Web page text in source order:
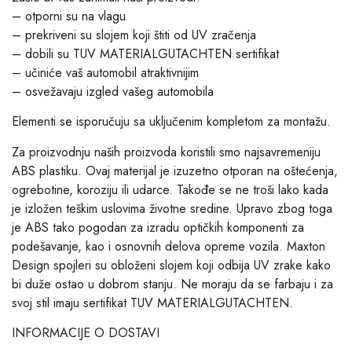
– otporni su na vlagu
– prekriveni su slojem koji štiti od UV zračenja
– dobili su TUV MATERIALGUTACHTEN sertifikat
– učiniće vaš automobil atraktivnijim
– osvežavaju izgled vašeg automobila
Elementi se isporučuju sa uključenim kompletom za montažu.
Za proizvodnju naših proizvoda koristili smo najsavremeniju
ABS plastiku. Ovaj materijal je izuzetno otporan na oštećenja,
ogrebotine, koroziju ili udarce. Takođe se ne troši lako kada
je izložen teškim uslovima životne sredine. Upravo zbog toga
je ABS tako pogodan za izradu optičkih komponenti za
podešavanje, kao i osnovnih delova opreme vozila. Maxton
Design spojleri su obloženi slojem koji odbija UV zrake kako
bi duže ostao u dobrom stanju. Ne moraju da se farbaju i za
svoj stil imaju sertifikat TUV MATERIALGUTACHTEN.
INFORMACIJE O DOSTAVI